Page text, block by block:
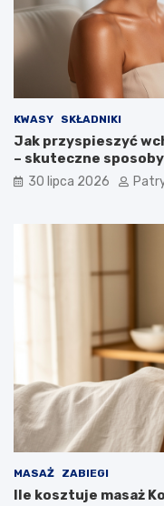
KWASY SKŁADNIKI
Jak przyspieszyć
– skuteczne sposoby
30 lipca 2026
MASAŻ ZABIEGI
Ile kosztuje masaż